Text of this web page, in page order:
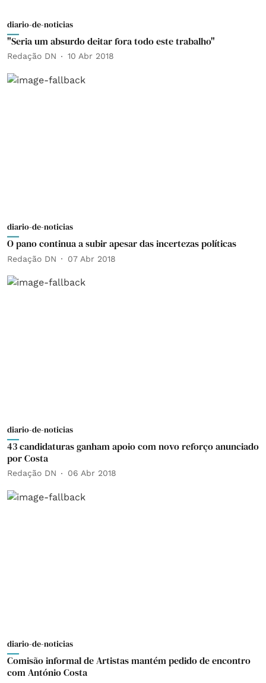
diario-de-noticias
"Seria um absurdo deitar fora todo este trabalho"
Redação DN 10 Abr 2018
diario-de-noticias
O pano continua a subir apesar das incertezas políticas
Redação DN 07 Abr 2018
diario-de-noticias
43 candidaturas ganham apoio com novo reforço anunciado
por Costa
Redação DN 06 Abr 2018
diario-de-noticias
Comisão informal de Artistas mantém pedido de encontro
com António Costa